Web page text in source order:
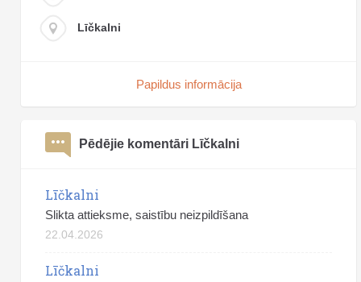
Līčkalni
Papildus informācija
Pēdējie komentāri Līčkalni
Līčkalni
Slikta attieksme, saistību neizpildīšana
22.04.2026
Līčkalni